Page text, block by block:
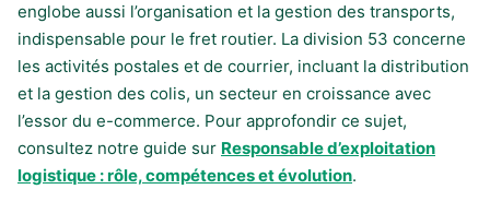
englobe aussi l’organisation et la gestion des transports,
indispensable pour le fret routier. La division 53 concerne
les activités postales et de courrier, incluant la distribution
et la gestion des colis, un secteur en croissance avec
l’essor du e-commerce. Pour approfondir ce sujet,
consultez notre guide sur Responsable d’exploitation
logistique : rôle, compétences et évolution.